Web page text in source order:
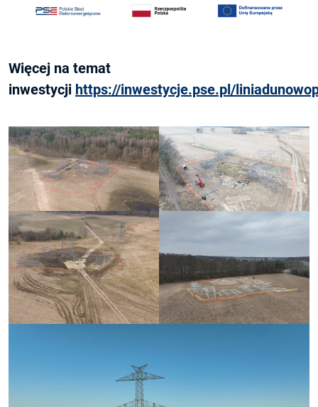
Więcej na temat
inwestycji https://inwestycje.pse.pl/